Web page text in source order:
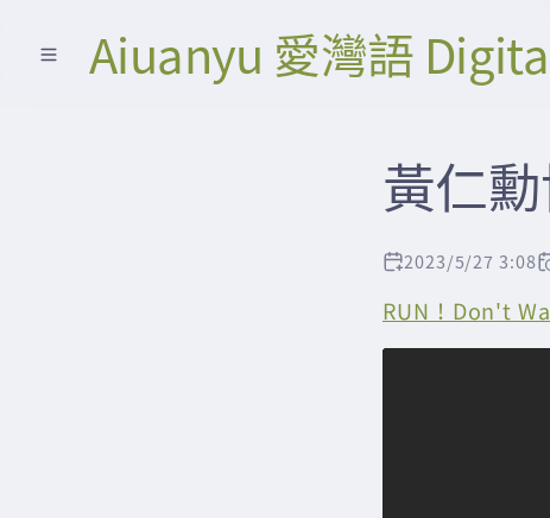
Aiuanyu 愛灣語
黃仁
2023/5/27 3:08
RUN！Don't